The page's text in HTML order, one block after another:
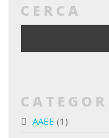
CERCA
AAEE (1)